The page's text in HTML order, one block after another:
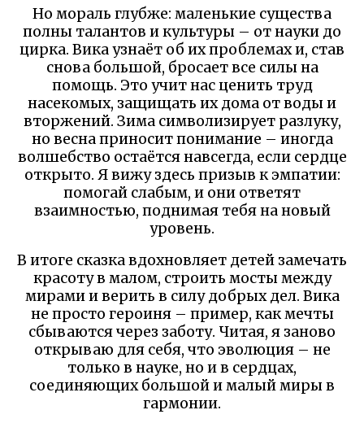
Но мораль глубже: маленькие существа
полны талантов и культуры – от науки до
цирка. Вика узнаёт об их проблемах и, став
снова большой, бросает все силы на
помощь. Это учит нас ценить труд
насекомых, защищать их дома от воды и
вторжений. Зима символизирует разлуку,
но весна приносит понимание – иногда
волшебство остаётся навсегда, если сердце
открыто. Я вижу здесь призыв к эмпатии:
помогай слабым, и они ответят
взаимностью, поднимая тебя на новый
уровень.
В итоге сказка вдохновляет детей замечать
красоту в малом, строить мосты между
мирами и верить в силу добрых дел. Вика
не просто героиня – пример, как мечты
сбываются через заботу. Читая, я заново
открываю для себя, что эволюция – не
только в науке, но и в сердцах,
соединяющих большой и малый миры в
гармонии.